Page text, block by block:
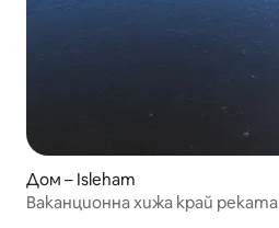
Дом – Isleham
Ваканционна хижа край реката